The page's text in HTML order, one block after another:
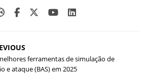
ferramentas de simulação de
e ataque (BAS) em 2025